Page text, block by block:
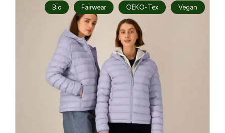
Bio Fairwear OEKO-Tex Vegan